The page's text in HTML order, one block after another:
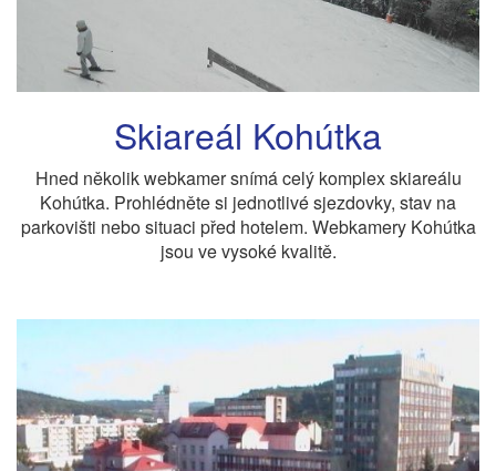
Skiareál Kohútka
Hned několik webkamer snímá celý komplex skiareálu
Kohútka. Prohlédněte si jednotlivé sjezdovky, stav na
parkovišti nebo situaci před hotelem. Webkamery Kohútka
jsou ve vysoké kvalitě.